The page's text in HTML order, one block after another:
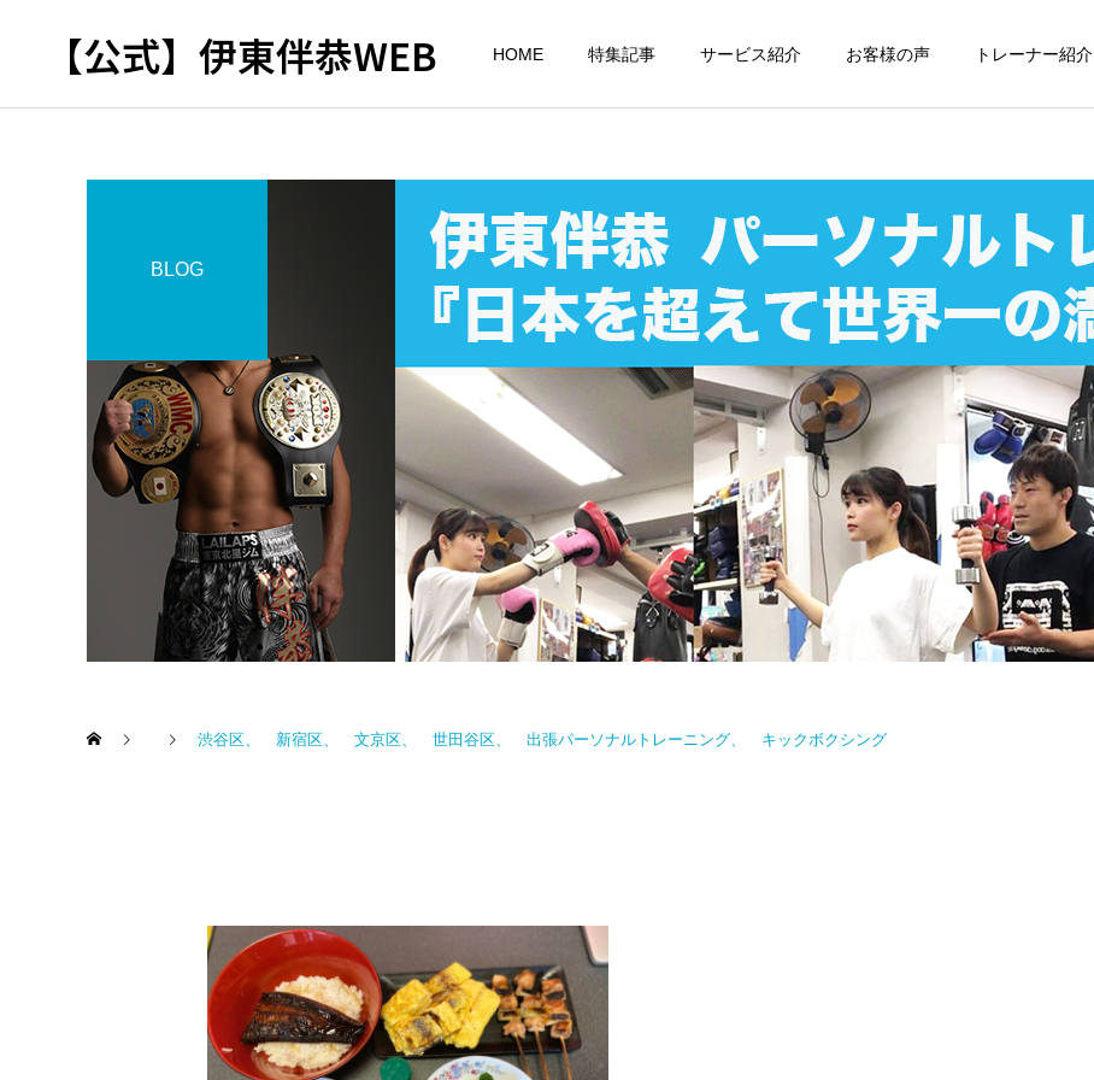
【公式】伊東伴恭WEB HOME 特集記事 サービス紹介 お客様の声 トレーナー紹介
出張 講演 セミナー 運動・体操教室 グループレッスン
自宅に器具がなくてもキッ
クボクシングはできる？｜
東京 出張パーソナル 元日
キックボクシングで本当に
痩せますか？｜元日本王者
が消費カロリーと週の回数
で答えます
パーソナルトレーニ
パーソナルトレーナーの選
び方｜失敗しない7つの確
認ポイントを元日本王者が
パーソナルトレーニ
勝どきでキックボクシング
をマンツーマンで習えます
か？｜元日本王者が教える
中央区のパーソナル
BLOG
渋谷区、 新宿区、 文京区、 世田谷区、 出張パーソナルトレーニング、 キックボクシング